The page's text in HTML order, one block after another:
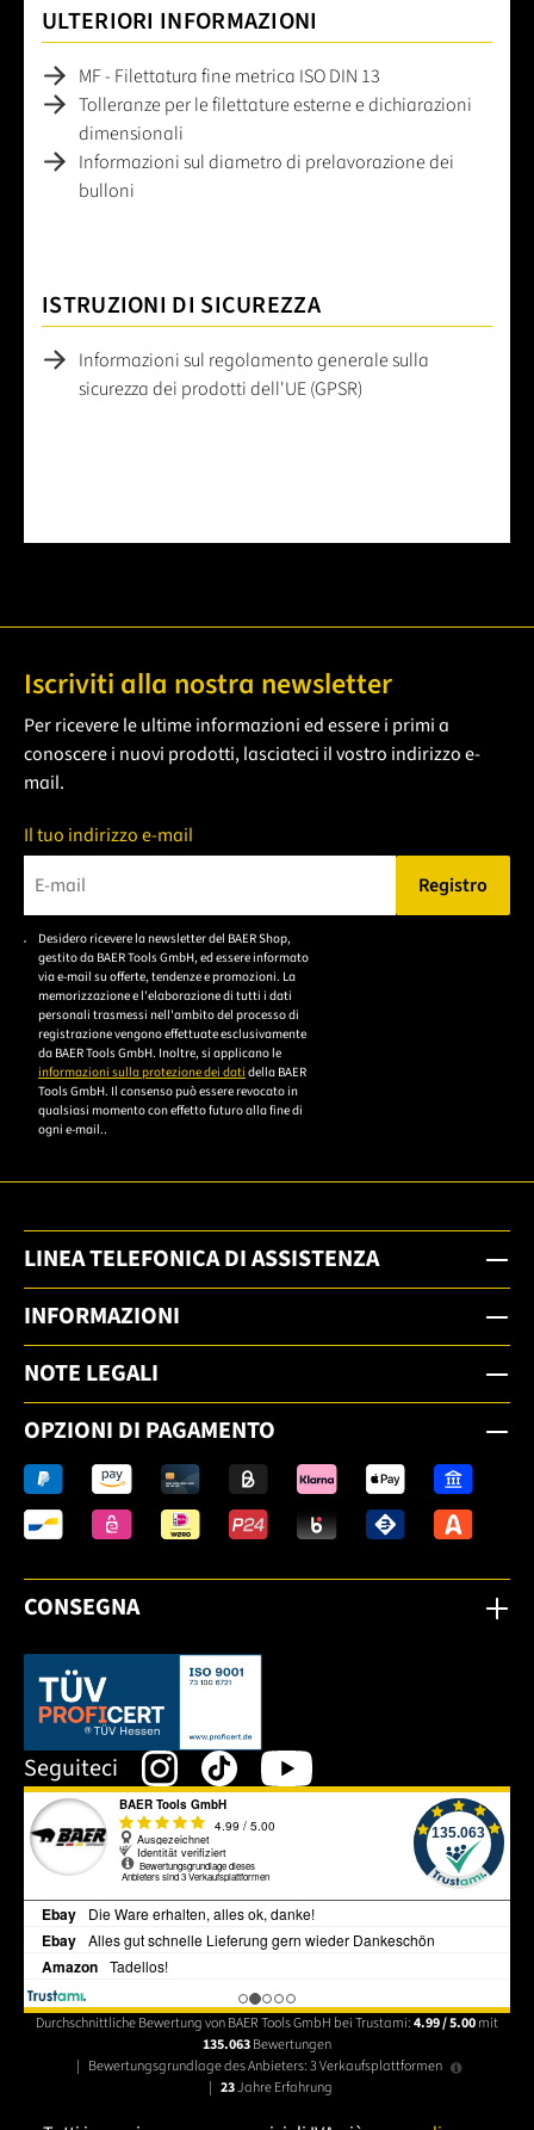
ULTERIORI INFORMAZIONI
MF - Filettatura fine metrica ISO DIN 13
Tolleranze per le filettature esterne e dichiarazioni
dimensionali
Informazioni sul diametro di prelavorazione dei
bulloni
ISTRUZIONI DI SICUREZZA
Informazioni sul regolamento generale sulla
sicurezza dei prodotti dell'UE (GPSR)
Iscriviti alla nostra newsletter
Per ricevere le ultime informazioni ed essere i primi a
conoscere i nuovi prodotti, lasciateci il vostro indirizzo e-
mail.
Il tuo indirizzo e-mail
Bitte geben Sie eine gültige E-Mail-Adresse ein.
Registro
Desidero ricevere la newsletter del BAER Shop,
gestito da BAER Tools GmbH, ed essere informato
via e-mail su offerte, tendenze e promozioni. La
memorizzazione e l'elaborazione di tutti i dati
personali trasmessi nell'ambito del processo di
registrazione vengono effettuate esclusivamente
da BAER Tools GmbH. Inoltre, si applicano le
informazioni sulla protezione dei dati della BAER
Tools GmbH. Il consenso può essere revocato in
qualsiasi momento con effetto futuro alla fine di
ogni e-mail..
LINEA TELEFONICA DI ASSISTENZA
INFORMAZIONI
NOTE LEGALI
OPZIONI DI PAGAMENTO
CONSEGNA
Dieser Link öffnet sich in einem neuen Tab.
Seguiteci
Durchschnittliche Bewertung von BAER Tools GmbH bei Trustami:4.99 / 5.00mit
135.063Bewertungen
| Bewertungsgrundlage des Anbieters: 3 Verkaufsplattformen
| 23Jahre Erfahrung